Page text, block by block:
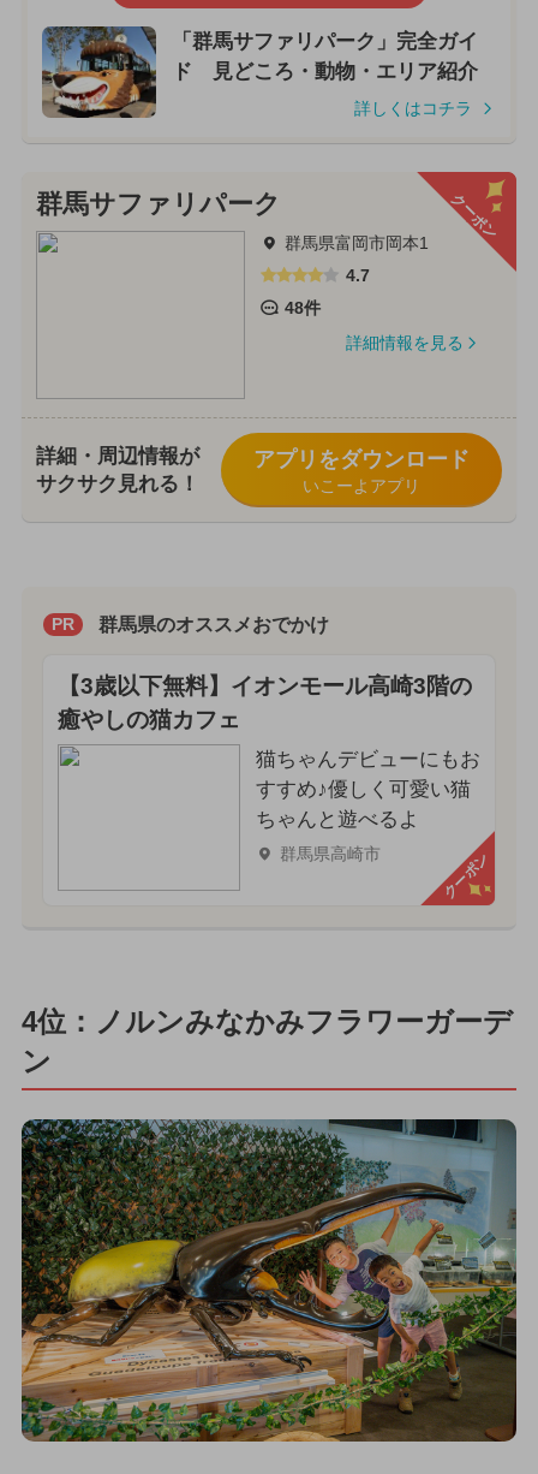
「群馬サファリパーク」完全ガイ
ド 見どころ・動物・エリア紹介
詳しくはコチラ
クーポン
群馬サファリパーク
群馬県富岡市岡本1
4.7
48件
詳細情報を見る
詳細・周辺情報が
サクサク見れる！
アプリをダウンロード
いこーよアプリ
PR 群馬県のオススメおでかけ
【3歳以下無料】イオンモール高崎3階の
癒やしの猫カフェ
猫ちゃんデビューにもお
すすめ♪優しく可愛い猫
ちゃんと遊べるよ
群馬県高崎市 クーポン
4位：ノルンみなかみフラワーガーデ
ン